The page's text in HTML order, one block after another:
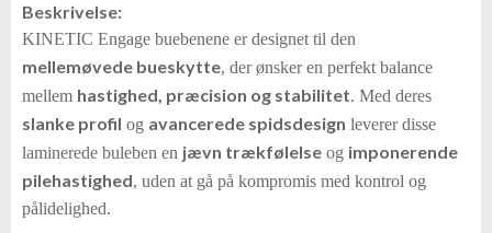
Beskrivelse:
KINETIC Engage buebenene er designet til den
mellemøvede bueskytte, der ønsker en perfekt balance
mellem hastighed, præcision og stabilitet. Med deres
slanke profil og avancerede spidsdesign leverer disse
laminerede buleben en jævn trækfølelse og imponerende
pilehastighed, uden at gå på kompromis med kontrol og
pålidelighed.